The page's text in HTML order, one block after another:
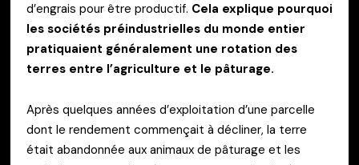
d’engrais pour être productif. Cela explique pourquoi
les sociétés préindustrielles du monde entier
pratiquaient généralement une rotation des
terres entre l’agriculture et le pâturage.
Après quelques années d’exploitation d’une parcelle
dont le rendement commençait à décliner, la terre
était abandonnée aux animaux de pâturage et les